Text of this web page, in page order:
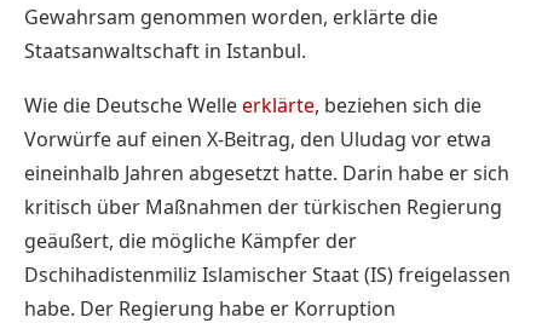
Gewahrsam genommen worden, erklärte die
Staatsanwaltschaft in Istanbul.
Wie die Deutsche Welleerklärte, beziehen sich die
Vorwürfe auf einen X-Beitrag, den Uludag vor etwa
eineinhalb Jahren abgesetzt hatte. Darin habe er sich
kritisch über Maßnahmen der türkischen Regierung
geäußert, die mögliche Kämpfer der
Dschihadistenmiliz Islamischer Staat (IS) freigelassen
habe. Der Regierung habe er Korruption